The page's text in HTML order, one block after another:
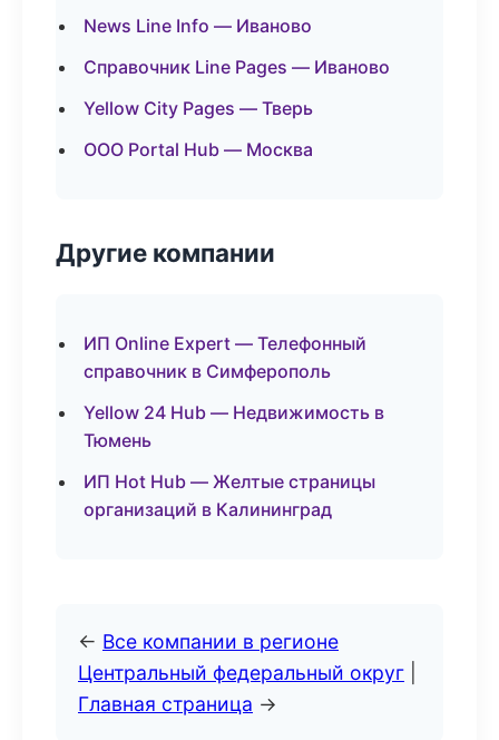
News Line Info — Иваново
Справочник Line Pages — Иваново
Yellow City Pages — Тверь
ООО Portal Hub — Москва
Другие компании
ИП Online Expert — Телефонный
справочник в Симферополь
Yellow 24 Hub — Недвижимость в
Тюмень
ИП Hot Hub — Желтые страницы
организаций в Калининград
← Все компании в регионе
Центральный федеральный округ
Главная страница →